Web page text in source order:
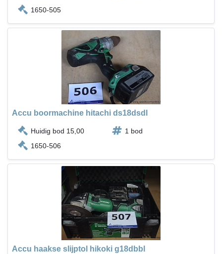
1650-505
Accu boormachine hitachi ds18dsdl
Huidig bod 15,00
1 bod
1650-506
Accu haakse slijptol hikoki g18dbbl